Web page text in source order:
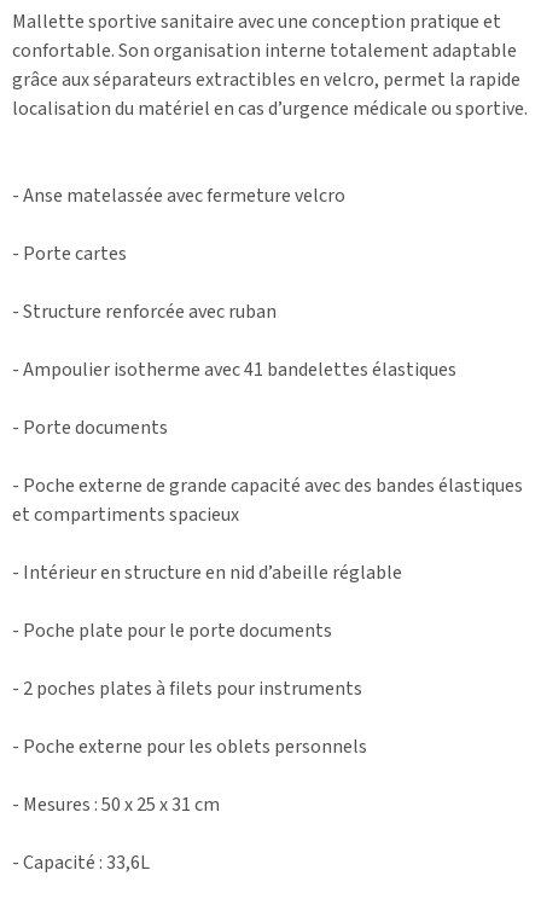
Mallette sportive sanitaire avec une conception pratique et
confortable. Son organisation interne totalement adaptable
grâce aux séparateurs extractibles en velcro, permet la rapide
localisation du matériel en cas d’urgence médicale ou sportive.
- Anse matelassée avec fermeture velcro
- Porte cartes
- Structure renforcée avec ruban
- Ampoulier isotherme avec 41 bandelettes élastiques
- Porte documents
- Poche externe de grande capacité avec des bandes élastiques
et compartiments spacieux
- Intérieur en structure en nid d’abeille réglable
- Poche plate pour le porte documents
- 2 poches plates à filets pour instruments
- Poche externe pour les oblets personnels
- Mesures : 50 x 25 x 31 cm
- Capacité : 33,6L